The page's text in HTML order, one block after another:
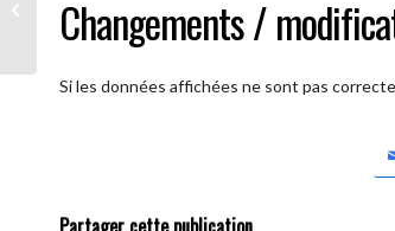
Changements /
Si les données affichées ne sont pas
partages )